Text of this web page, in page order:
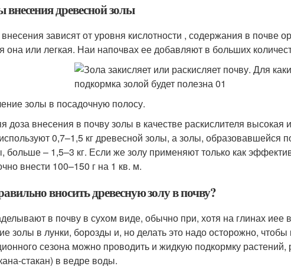
древесной золы
зависят от уровня кислотности , содержания в почве
она или легкая. Наи напочвах ее добавляют в больших
золы в посадочную полосу.
доза внесения в почву золы в качестве раскислителя высокая
0,7–1,5 кг древесной золы, а золы, образовавшейся
больше – 1,5–3 кг. Если же золу применяют только как
внести 100–150 г на 1 кв. м.
вносить древесную золу в почву?
в почву в сухом виде, обычно при, хотя на глинах иее
золы в лунки, борозды и, но делать это надо осторожно,
сезона можно проводить и жидкую подкормку
стакан) в ведре воды.